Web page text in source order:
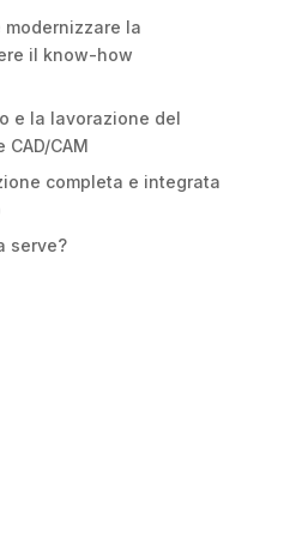
modernizzare la
il know-how
e la lavorazione del
CAM
completa e integrata
serve?